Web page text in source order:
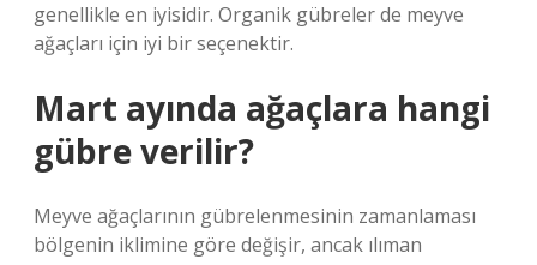
genellikle en iyisidir. Organik gübreler de meyve
ağaçları için iyi bir seçenektir.
Mart ayında ağaçlara hangi
gübre verilir?
Meyve ağaçlarının gübrelenmesinin zamanlaması
bölgenin iklimine göre değişir, ancak ılıman